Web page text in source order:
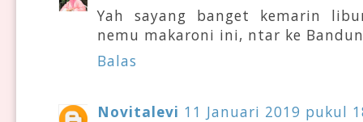
Yah sayang banget kemarin
nemu makaroni ini, ntar ke
Balas
Novitalevi 11 Januari 2019 pukul